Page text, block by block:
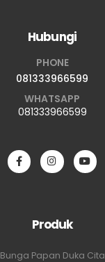
Hubungi
PHONE
081333966599
WHATSAPP
081333966599
Produk
Bunga Papan Duka Cita